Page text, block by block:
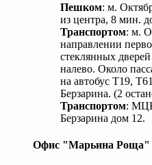
Пешком: м.
из центра, 8 мин.
Транспортом: м.
направлении
стеклянных
налево. Около
на автобус Т19,
Берзарина. (2
Транспортом:
Берзарина дом 12.
Офис "Марьина Роща"